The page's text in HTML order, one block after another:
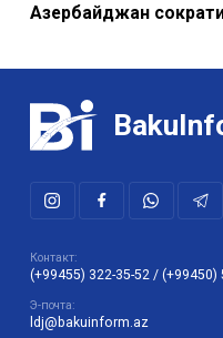
Азербайджан
Контакт:
(+99455) 322-35-52/ (+99450)
Э-почта:
ldj@bakuinform.az